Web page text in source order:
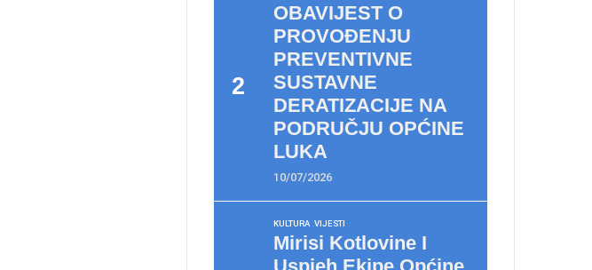
OBAVIJEST O
PROVOĐENJU
PREVENTIVNE
SUSTAVNE
DERATIZACIJE NA
PODRUČJU OPĆINE
LUKA
10/07/2026
KULTURA VIJESTI
Mirisi Kotlovine I
Uspjeh Ekipe Općine